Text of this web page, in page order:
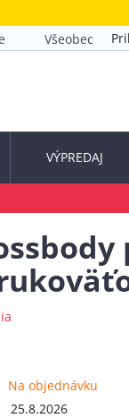
Všeobecné
VÝPREDAJ
Na objednávku
25.8.2026